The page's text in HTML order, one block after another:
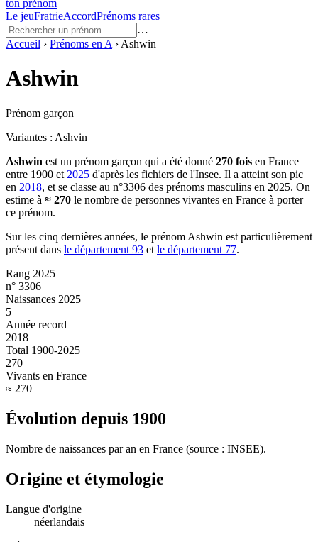
ton prénom
Le jeuFratrieAccordPrénoms rares
…
Accueil › Prénoms en A › Ashwin
Ashwin
Prénom garçon
Variantes : Ashvin
Ashwin est un prénom garçon qui a été donné 270 fois en France
entre 1900 et 2025 d'après les fichiers de l'Insee. Il a atteint son pic
en 2018, et se classe au n°3306 des prénoms masculins en 2025. On
estime à ≈ 270 le nombre de personnes vivantes en France à porter
ce prénom.
Sur les cinq dernières années, le prénom Ashwin est particulièrement
présent dans le département 93 et le département 77.
Rang 2025
n° 3306
Naissances 2025
5
Année record
2018
Total 1900-2025
270
Vivants en France
≈ 270
Évolution depuis 1900
Nombre de naissances par an en France (source : INSEE).
Origine et étymologie
Langue d'origine
néerlandais